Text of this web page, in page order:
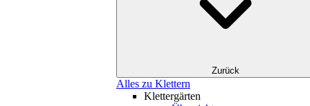
Zurück
Alles zu Klettern
Klettergärten